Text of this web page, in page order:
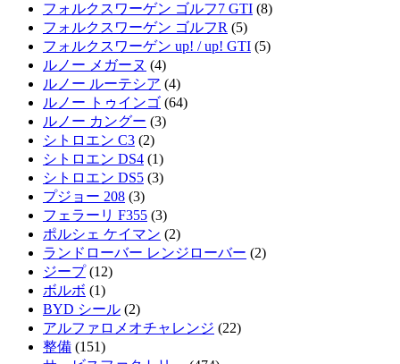
フォルクスワーゲン ゴルフ7 GTI (8)
フォルクスワーゲン ゴルフR (5)
フォルクスワーゲン up! / up! GTI (5)
ルノー メガーヌ (4)
ルノー ルーテシア (4)
ルノー トゥインゴ (64)
ルノー カングー (3)
シトロエン C3 (2)
シトロエン DS4 (1)
シトロエン DS5 (3)
プジョー 208 (3)
フェラーリ F355 (3)
ポルシェ ケイマン (2)
ランドローバー レンジローバー (2)
ジープ(12)
ボルボ (1)
BYD シール (2)
アルファロメオチャレンジ (22)
整備 (151)